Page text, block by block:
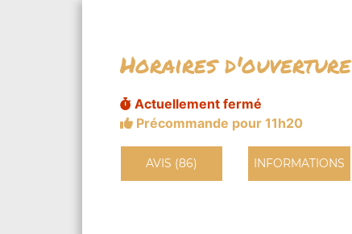
Horaires d'ouverture
Actuellement fermé
Précommande pour 11h20
AVIS (86) INFORMATIONS